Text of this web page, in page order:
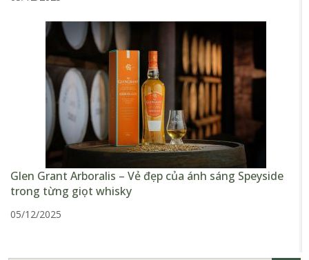
Glen Grant Arboralis – Vẻ đẹp của ánh sáng Speyside
trong từng giọt whisky
05/12/2025